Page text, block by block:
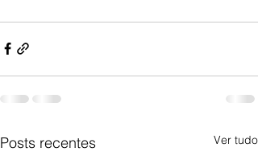
Posts recentes Ver tudo